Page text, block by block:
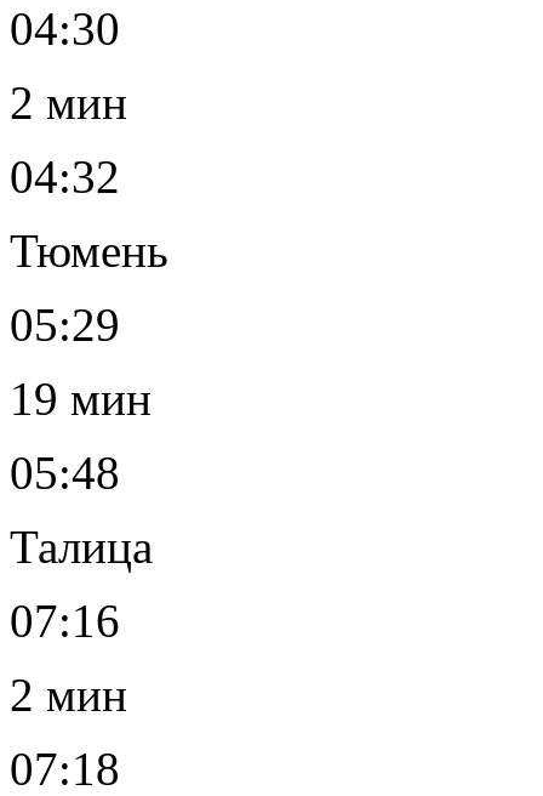
04:30
2 мин
04:32
Тюмень
05:29
19 мин
05:48
Талица
07:16
2 мин
07:18